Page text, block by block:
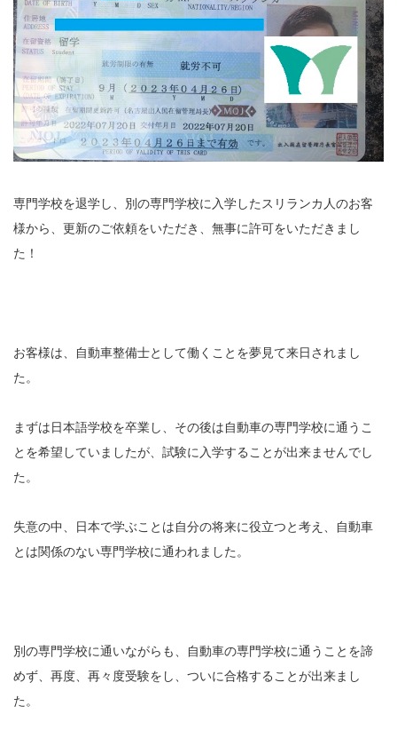
専門学校を退学し、別の専門学校に入学したスリランカ人のお客
様から、更新のご依頼をいただき、無事に許可をいただきまし
た！
お客様は、自動車整備士として働くことを夢見て来日されまし
た。
まずは日本語学校を卒業し、その後は自動車の専門学校に通うこ
とを希望していましたが、試験に入学することが出来ませんでし
た。
失意の中、日本で学ぶことは自分の将来に役立つと考え、自動車
とは関係のない専門学校に通われました。
別の専門学校に通いながらも、自動車の専門学校に通うことを諦
めず、再度、再々度受験をし、ついに合格することが出来まし
た。